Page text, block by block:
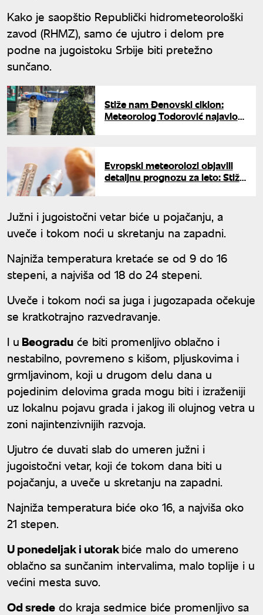
Kako je saopštio Republički hidrometeorološki
zavod (RHMZ), samo će ujutro i delom pre
podne na jugoistoku Srbije biti pretežno
sunčano.
Stiže nam Đenovski ciklon:
Meteorolog Todorović najavio
Evropski meteorolozi objavili
detaljnu prognozu za leto: Stiže
Južni i jugoistočni vetar biće u pojačanju, a
uveče i tokom noći u skretanju na zapadni.
Najniža temperatura kretaće se od 9 do 16
stepeni, a najviša od 18 do 24 stepeni.
Uveče i tokom noći sa juga i jugozapada očekuje
se kratkotrajno razvedravanje.
I u Beogradu će biti promenljivo oblačno i
nestabilno, povremeno s kišom, pljuskovima i
grmljavinom, koji u drugom delu dana u
pojedinim delovima grada mogu biti i izraženiji
uz lokalnu pojavu grada i jakog ili olujnog vetra u
zoni najintenzivnijih razvoja.
Ujutro će duvati slab do umeren južni i
jugoistočni vetar, koji će tokom dana biti u
pojačanju, a uveče u skretanju na zapadni.
Najniža temperatura biće oko 16, a najviša oko
21 stepen.
U ponedeljak i utorakbiće malo do umereno
oblačno sa sunčanim intervalima, malo toplije i u
većini mesta suvo.
Od srede do kraja sedmice biće promenljivo sa